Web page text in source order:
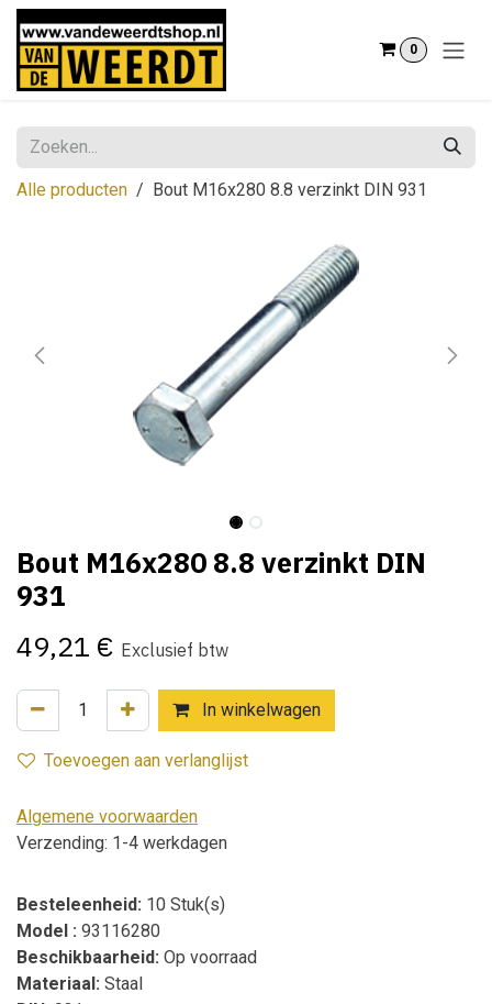
Overslaan naar inhoud
0
Alle producten Bout M16x280 8.8 verzinkt DIN 931
Bout M16x280 8.8 verzinkt DIN
931
49,21 € Exclusief btw
In winkelwagen
Toevoegen aan verlanglijst
Algemene voorwaarden
Verzending: 1-4 werkdagen
Besteleenheid: 10 Stuk(s)
Model : 93116280
Beschikbaarheid: Op voorraad
Materiaal: Staal